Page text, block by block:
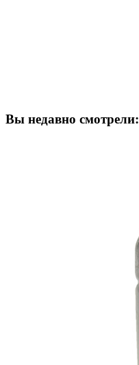
Вы недавно смотрели: